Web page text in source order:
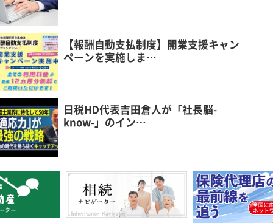
【報酬自動支払制度】開業支援キャン
ペーンを実施しま…
日税HD代表吉田倉人が「社長脳-
know-」のイン…